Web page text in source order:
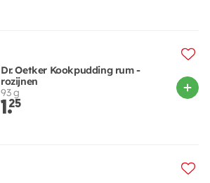
Dr. Oetker Kookpudding rum -
rozijnen
93 g
1.25